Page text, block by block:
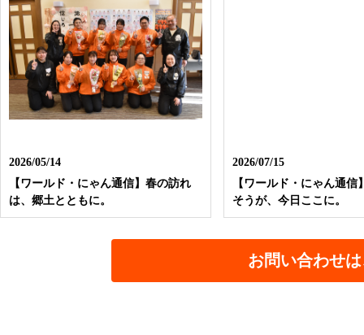
2026/05/14
【ワールド・にゃん通信】春の訪れ
は、郷土とともに。
2026/07/15
【ワールド・にゃん通信
そうが、今日ここに。
お問い合わせ